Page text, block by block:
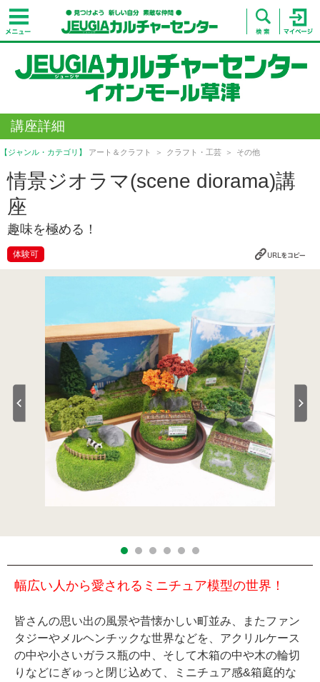
講座詳細
【ジャンル・カテゴリ】 アート＆クラフト クラフト・工芸 その他
情景ジオラマ(scene diorama)講
座
趣味を極める！
体験可
幅広い人から愛されるミニチュア模型の世界！
皆さんの思い出の風景や昔懐かしい町並み、またファン
タジーやメルヘンチックな世界などを、アクリルケース
の中や小さいガラス瓶の中、そして木箱の中や木の輪切
りなどにぎゅっと閉じ込めて、ミニチュア感&箱庭的な